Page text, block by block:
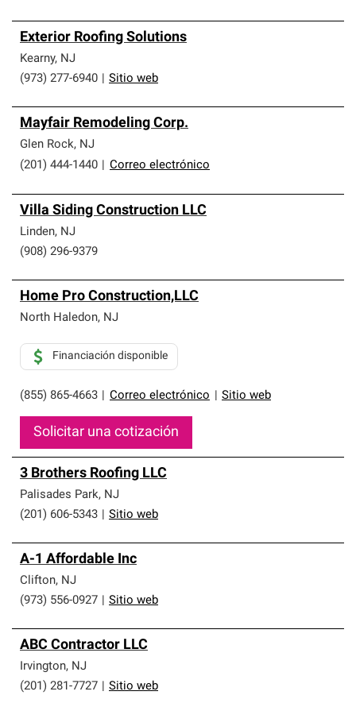
Exterior Roofing Solutions
Kearny, NJ
(973) 277-6940
Sitio web
Mayfair Remodeling Corp.
Glen Rock, NJ
(201) 444-1440
Correo electrónico
Villa Siding Construction LLC
Linden, NJ
(908) 296-9379
Home Pro Construction,LLC
North Haledon, NJ
(855) 865-4663 Correo electrónico Sitio web
Financiación disponible
Solicitar una cotización
3 Brothers Roofing LLC
Palisades Park, NJ
(201) 606-5343
Sitio web
A-1 Affordable Inc
Clifton, NJ
(973) 556-0927
Sitio web
ABC Contractor LLC
Irvington, NJ
(201) 281-7727
Sitio web